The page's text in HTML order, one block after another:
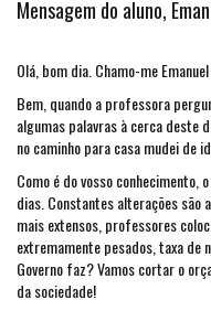
Mensagem do aluno,
Olá, bom dia. Chamo-me Emanuel
Bem, quando a professora
algumas palavras à cerca deste
no caminho para casa mudei de
Como é do vosso conhecimento,
dias. Constantes alterações são
mais extensos, professores
extremamente pesados, taxa de
Governo faz? Vamos cortar o
da sociedade!